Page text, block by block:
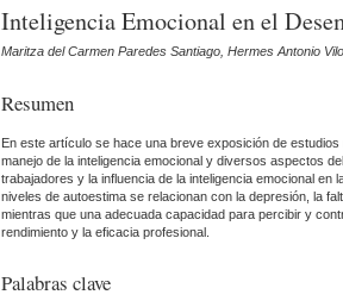
Inteligencia Emocional en el
Maritza del Carmen Paredes Santiago, Hermes Antonio
Resumen
En este artículo se hace una breve exposición de
manejo de la inteligencia emocional y diversos aspectos
trabajadores y la influencia de la inteligencia emocional
niveles de autoestima se relacionan con la depresión, la
mientras que una adecuada capacidad para percibir y
rendimiento y la eficacia profesional.
Palabras clave